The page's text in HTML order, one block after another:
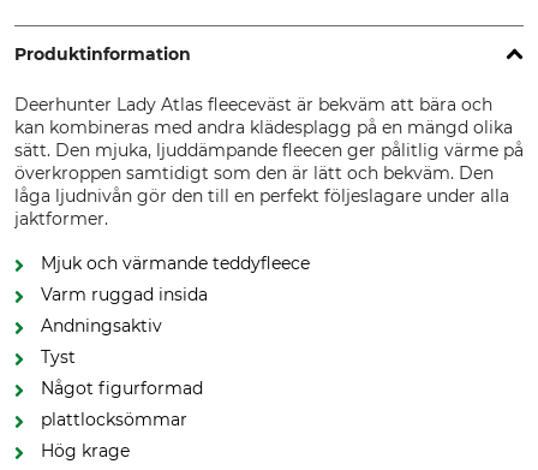
Produktinformation
Deerhunter Lady Atlas fleeceväst är bekväm att bära och
kan kombineras med andra klädesplagg på en mängd olika
sätt. Den mjuka, ljuddämpande fleecen ger pålitlig värme på
överkroppen samtidigt som den är lätt och bekväm. Den
låga ljudnivån gör den till en perfekt följeslagare under alla
jaktformer.
Mjuk och värmande teddyfleece
Varm ruggad insida
Andningsaktiv
Tyst
Något figurformad
plattlocksömmar
Hög krage